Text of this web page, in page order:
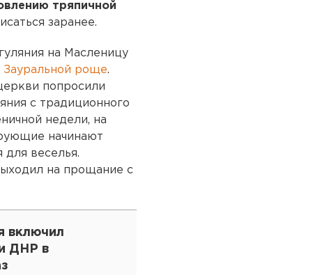
тряпичной
заранее.
на Масленицу
Зауральной роще.
попросили
с традиционного
недели, на
начинают
для веселья.
на прощание с
включил
ДНР в